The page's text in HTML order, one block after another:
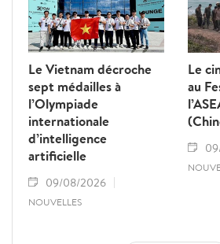
Le Vietnam décroche
sept médailles à
l’Olympiade
internationale
d’intelligence
artificielle
09/08/2026
NOUVELLES
Le
au